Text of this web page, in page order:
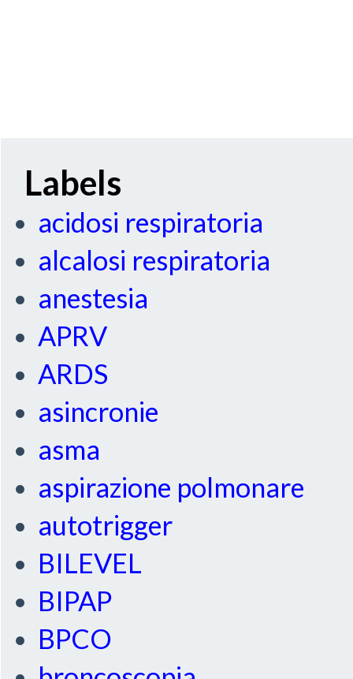
Labels
acidosi respiratoria
alcalosi respiratoria
anestesia
APRV
ARDS
asincronie
asma
aspirazione polmonare
autotrigger
BILEVEL
BIPAP
BPCO